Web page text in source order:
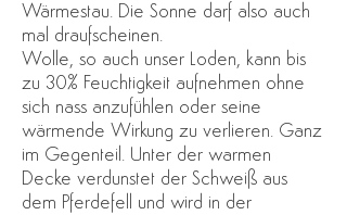
Wärmestau. Die Sonne darf also auch
mal draufscheinen.
Wolle, so auch unser Loden, kann bis
zu 30% Feuchtigkeit aufnehmen ohne
sich nass anzufühlen oder seine
wärmende Wirkung zu verlieren. Ganz
im Gegenteil. Unter der warmen
Decke verdunstet der Schweiß aus
dem Pferdefell und wird in der